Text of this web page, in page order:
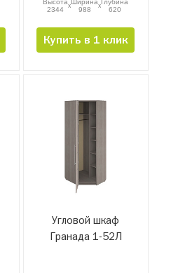
Высота
2344
xШирина
988
xГлубина
620
Купить в 1 клик
Угловой шкаф
Гранада 1-52Л